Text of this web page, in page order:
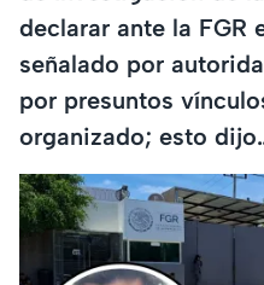
declarar ante la FGR
señalado por
por presuntos
organizado; esto